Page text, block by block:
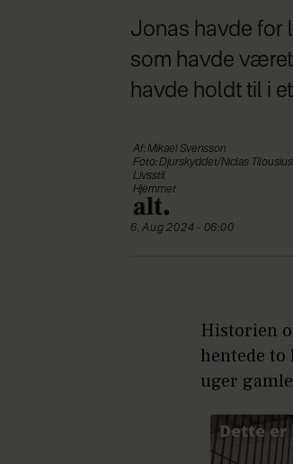
Jonas havde for
som havde været
havde holdt til i
Af: Mikael Svensson
Foto: Djurskyddet/Niclas Tilousius
Livsstil
Hjemmet
6. Aug 2024 - 06:00
Historien
hentede to
uger